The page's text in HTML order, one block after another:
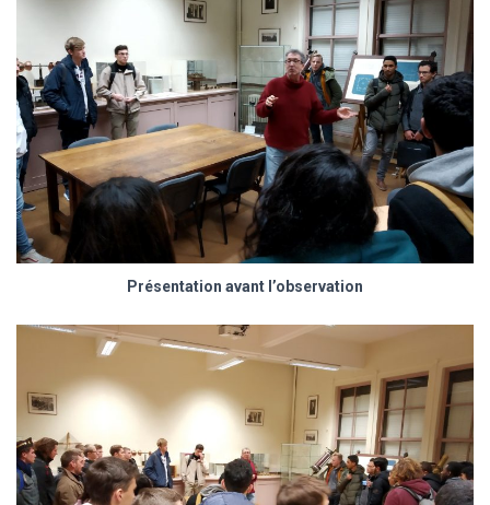
Présentation avant l’observation